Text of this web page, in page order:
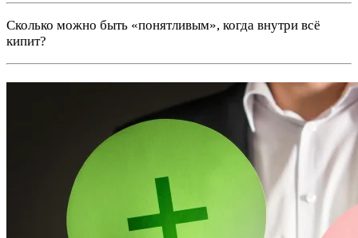
Сколько можно быть «понятливым», когда внутри всё
кипит?